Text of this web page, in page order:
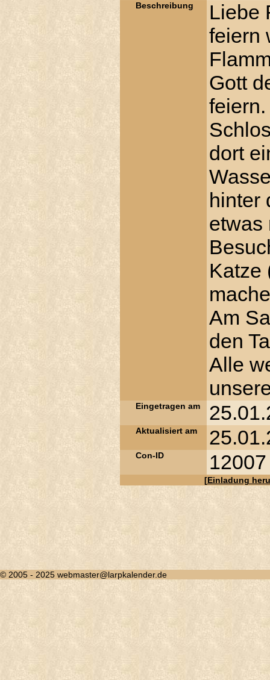
Beschreibung
Liebe
feiern
Gott
dort
hinter
etwas
Katze
Am
den
Alle
Eingetragen am
Aktualisiert am
Con-ID 12007
[Einladung
© 2005 - 2025 webmaster@larpkalender.de